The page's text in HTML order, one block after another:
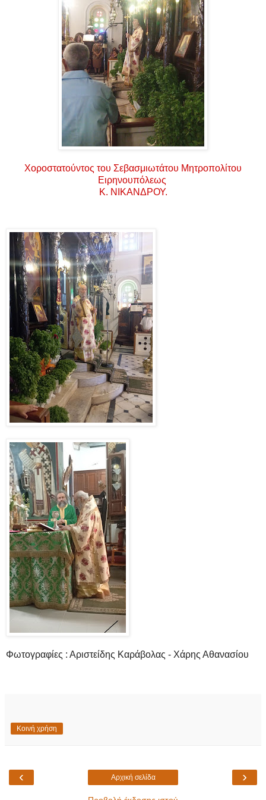
Χοροστατούντος του Σεβασμιωτάτου Μητροπολίτου
Ειρηνουπόλεως
Κ. ΝΙΚΑΝΔΡΟΥ.
Φωτογραφίες : Αριστείδης Καράβολας - Χάρης Αθανασίου
Κοινή χρήση
‹ ›
Αρχική σελίδα